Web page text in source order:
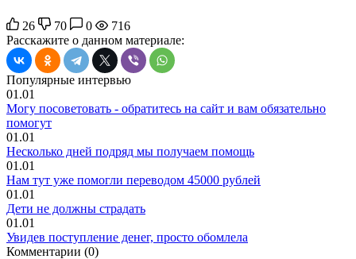
26 70 0
716
Расскажите о данном материале:
Популярные интервью
01.01
Могу посоветовать - обратитесь на сайт и вам обязательно
помогут
01.01
Несколько дней подряд мы получаем помощь
01.01
Нам тут уже помогли переводом 45000 рублей
01.01
Дети не должны страдать
01.01
Увидев поступление денег, просто обомлела
Комментарии (0)